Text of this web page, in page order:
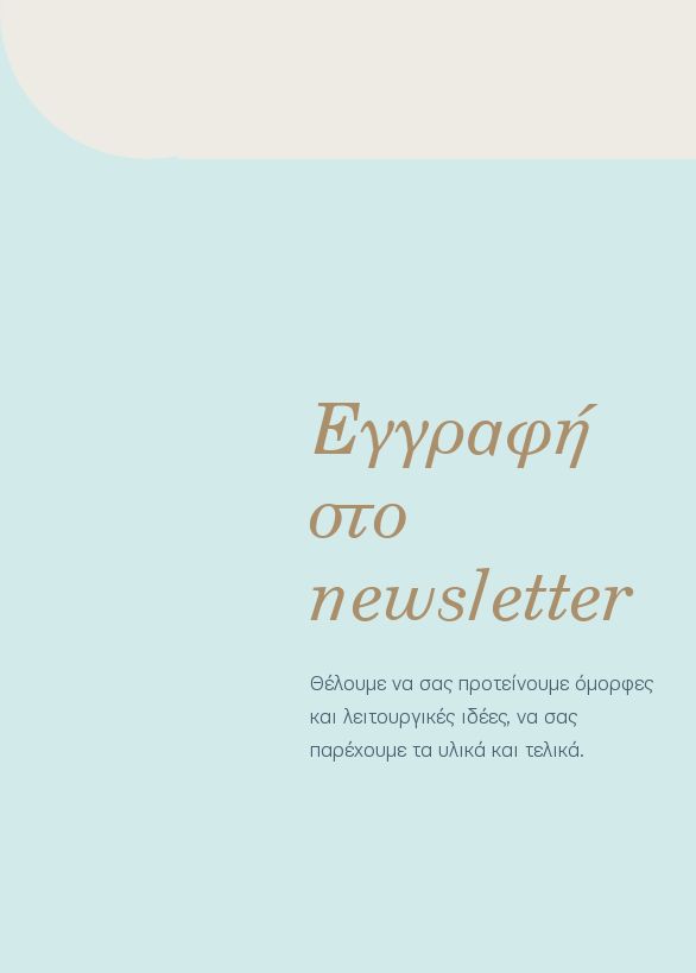
Εγγραφή
στο
newsletter
Θέλουμε να σας προτείνουμε όμορφες
και λειτουργικές ιδέες, να σας
παρέχουμε τα υλικά και τελικά.